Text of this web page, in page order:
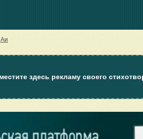
Аи
здесь рекламу своего